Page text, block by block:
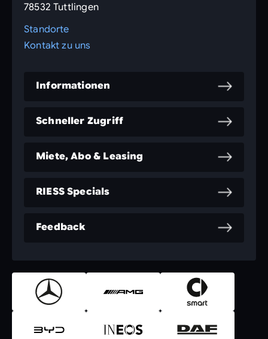
78532 Tuttlingen
Standorte
Kontakt zu uns
Informationen
Schneller Zugriff
Miete, Abo & Leasing
RIESS Specials
Feedback